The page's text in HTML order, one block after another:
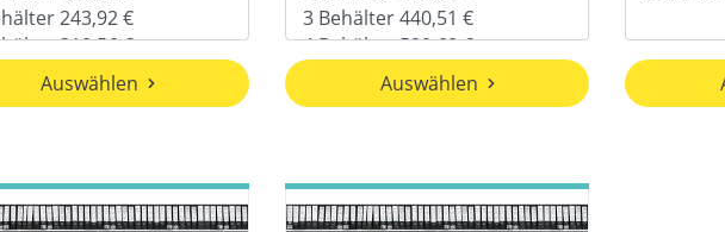
Auswählen Auswählen